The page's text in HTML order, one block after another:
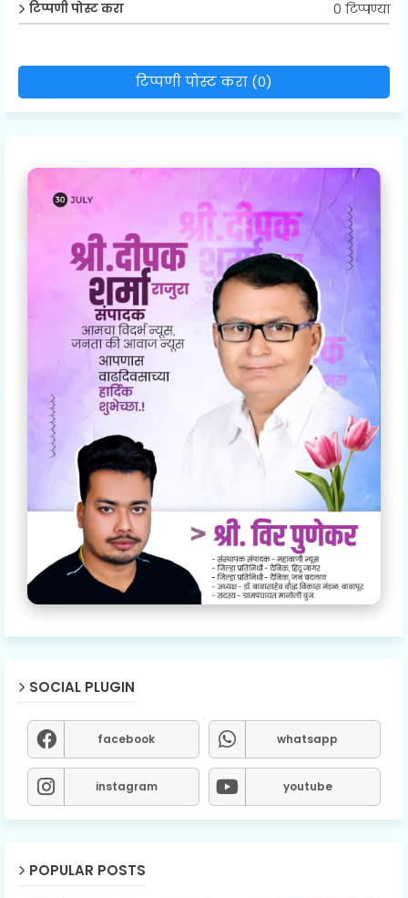
टिप्पणी पोस्ट करा 0 टिप्पण्या
टिप्पणी पोस्ट करा (0)
SOCIAL PLUGIN
facebook whatsapp
instagram youtube
POPULAR POSTS